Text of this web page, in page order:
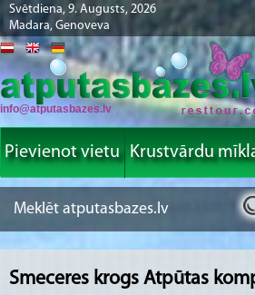
Svētdiena, 9. Augusts, 2026
Madara, Genoveva
info@atputasbazes.lv
Pievienot vietu Krustvārdu
Smeceres krogs Atpūtas